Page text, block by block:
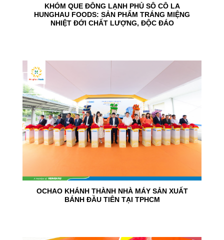
KHÓM QUE ĐÔNG LẠNH PHỦ SÔ CÔ LA
HUNGHAU FOODS: SẢN PHẨM TRÁNG MIỆNG
NHIỆT ĐỚI CHẤT LƯỢNG, ĐỘC ĐÁO
OCHAO KHÁNH THÀNH NHÀ MÁY SẢN XUẤT
BÁNH ĐẦU TIÊN TẠI TPHCM
24
Jun